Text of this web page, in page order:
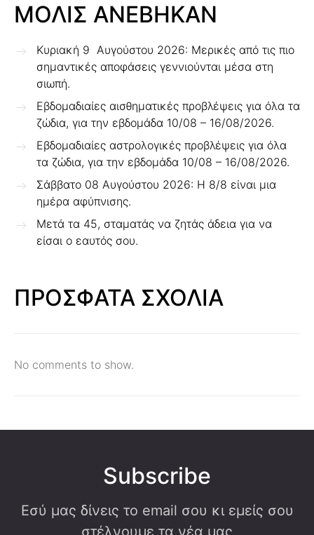
ΜΟΛΙΣ ΑΝΕΒΗΚΑΝ
Κυριακή 9 Αυγούστου 2026: Μερικές από τις πιο
σημαντικές αποφάσεις γεννιούνται μέσα στη
σιωπή.
Εβδομαδιαίες αισθηματικές προβλέψεις για όλα τα
ζώδια, για την εβδομάδα 10/08 – 16/08/2026.
Εβδομαδιαίες αστρολογικές προβλέψεις για όλα
τα ζώδια, για την εβδομάδα 10/08 – 16/08/2026.
Σάββατο 08 Αυγούστου 2026: Η 8/8 είναι μια
ημέρα αφύπνισης.
Μετά τα 45, σταματάς να ζητάς άδεια για να
είσαι ο εαυτός σου.
ΠΡΟΣΦΑΤΑ ΣΧΟΛΙΑ
No comments to show.
Subscribe
Εσύ μας δίνεις το email σου κι εμείς σου
στέλνουμε τα νέα μας